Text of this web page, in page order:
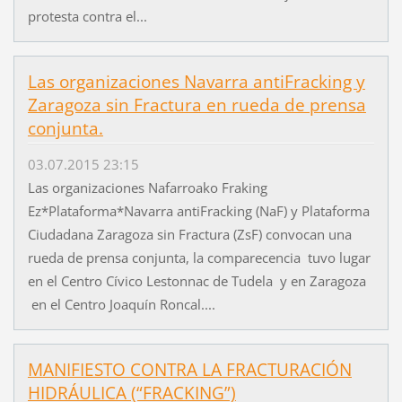
protesta contra el...
Las organizaciones Navarra antiFracking y
Zaragoza sin Fractura en rueda de prensa
conjunta.
03.07.2015 23:15
Las organizaciones Nafarroako Fraking
Ez*Plataforma*Navarra antiFracking (NaF) y Plataforma
Ciudadana Zaragoza sin Fractura (ZsF) convocan una
rueda de prensa conjunta, la comparecencia tuvo lugar
en el Centro Cívico Lestonnac de Tudela y en Zaragoza
en el Centro Joaquín Roncal....
MANIFIESTO CONTRA LA FRACTURACIÓN
HIDRÁULICA (“FRACKING”)